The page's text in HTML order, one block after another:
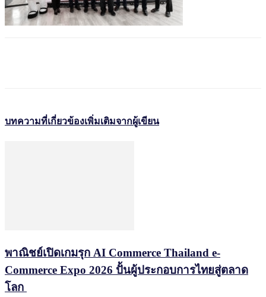
บทความที่เกี่ยวข้องเพิ่มเติมจากผู้เขียน
พาณิชย์เปิดเกมรุก AI Commerce Thailand e-
Commerce Expo 2026 ปั้นผู้ประกอบการไทยสู่ตลาด
โลก